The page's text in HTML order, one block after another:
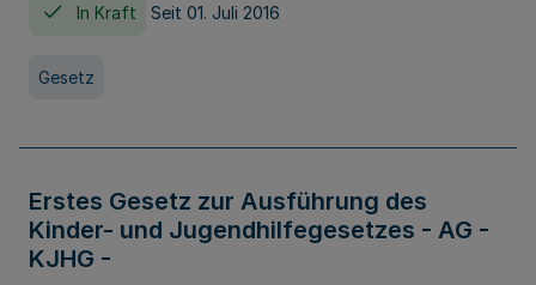
In Kraft Seit 01. Juli 2016
Gesetz
Erstes Gesetz zur Ausführung des
Kinder- und Jugendhilfegesetzes - AG -
KJHG -